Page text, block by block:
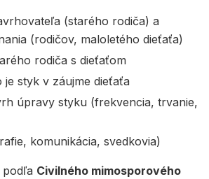
(starého rodiča) a
(rodičov, maloletého dieťaťa)
rodiča s dieťaťom
je styk v záujme dieťaťa
úpravy styku (frekvencia, trvanie,
komunikácia, svedkovia)
podľa Civilného mimosporového